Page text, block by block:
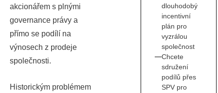
akcionářem s plnými
governance právy a
přímo se podílí na
výnosech z prodeje
společnosti.
Historickým problémem
dlouhodobý
incentivní
plán pro
vyzrálou
společnost
Chcete
sdružení
podílů přes
SPV pro